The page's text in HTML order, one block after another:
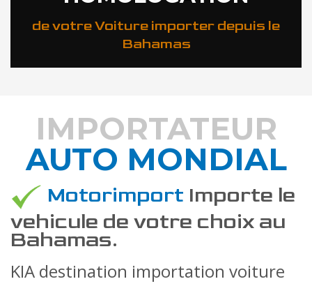
de votre Voiture importer depuis le
Bahamas
DÉCOUVREZ COMMENT
IMPORTATEUR
AUTO MONDIAL
Motorimport Importe le
vehicule de votre choix au
Bahamas.
KIA destination importation voiture